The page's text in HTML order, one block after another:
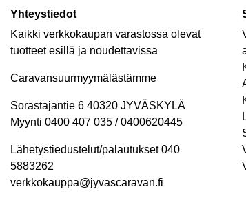
Yhteystiedot
Kaikki verkkokaupan varastossa olevat
tuotteet esillä ja noudettavissa
Caravansuurmyymälästämme
Sorastajantie 6 40320 JYVÄSKYLÄ
Myynti 0400 407 035 / 0400620445
Lähetystiedustelut/palautukset 040
5883262
verkkokauppa@jyvascaravan.fi